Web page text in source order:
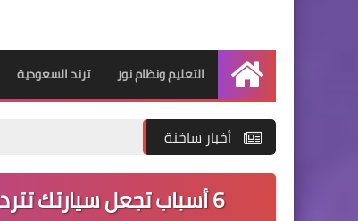
الرئيسية
التعليم ونظام نور ترند السعودية
أخبار ساخنة
6 أسباب تجعل سيارتك تتردد عند التسارع… وحلول بسيطة لتستعيد قوتها!